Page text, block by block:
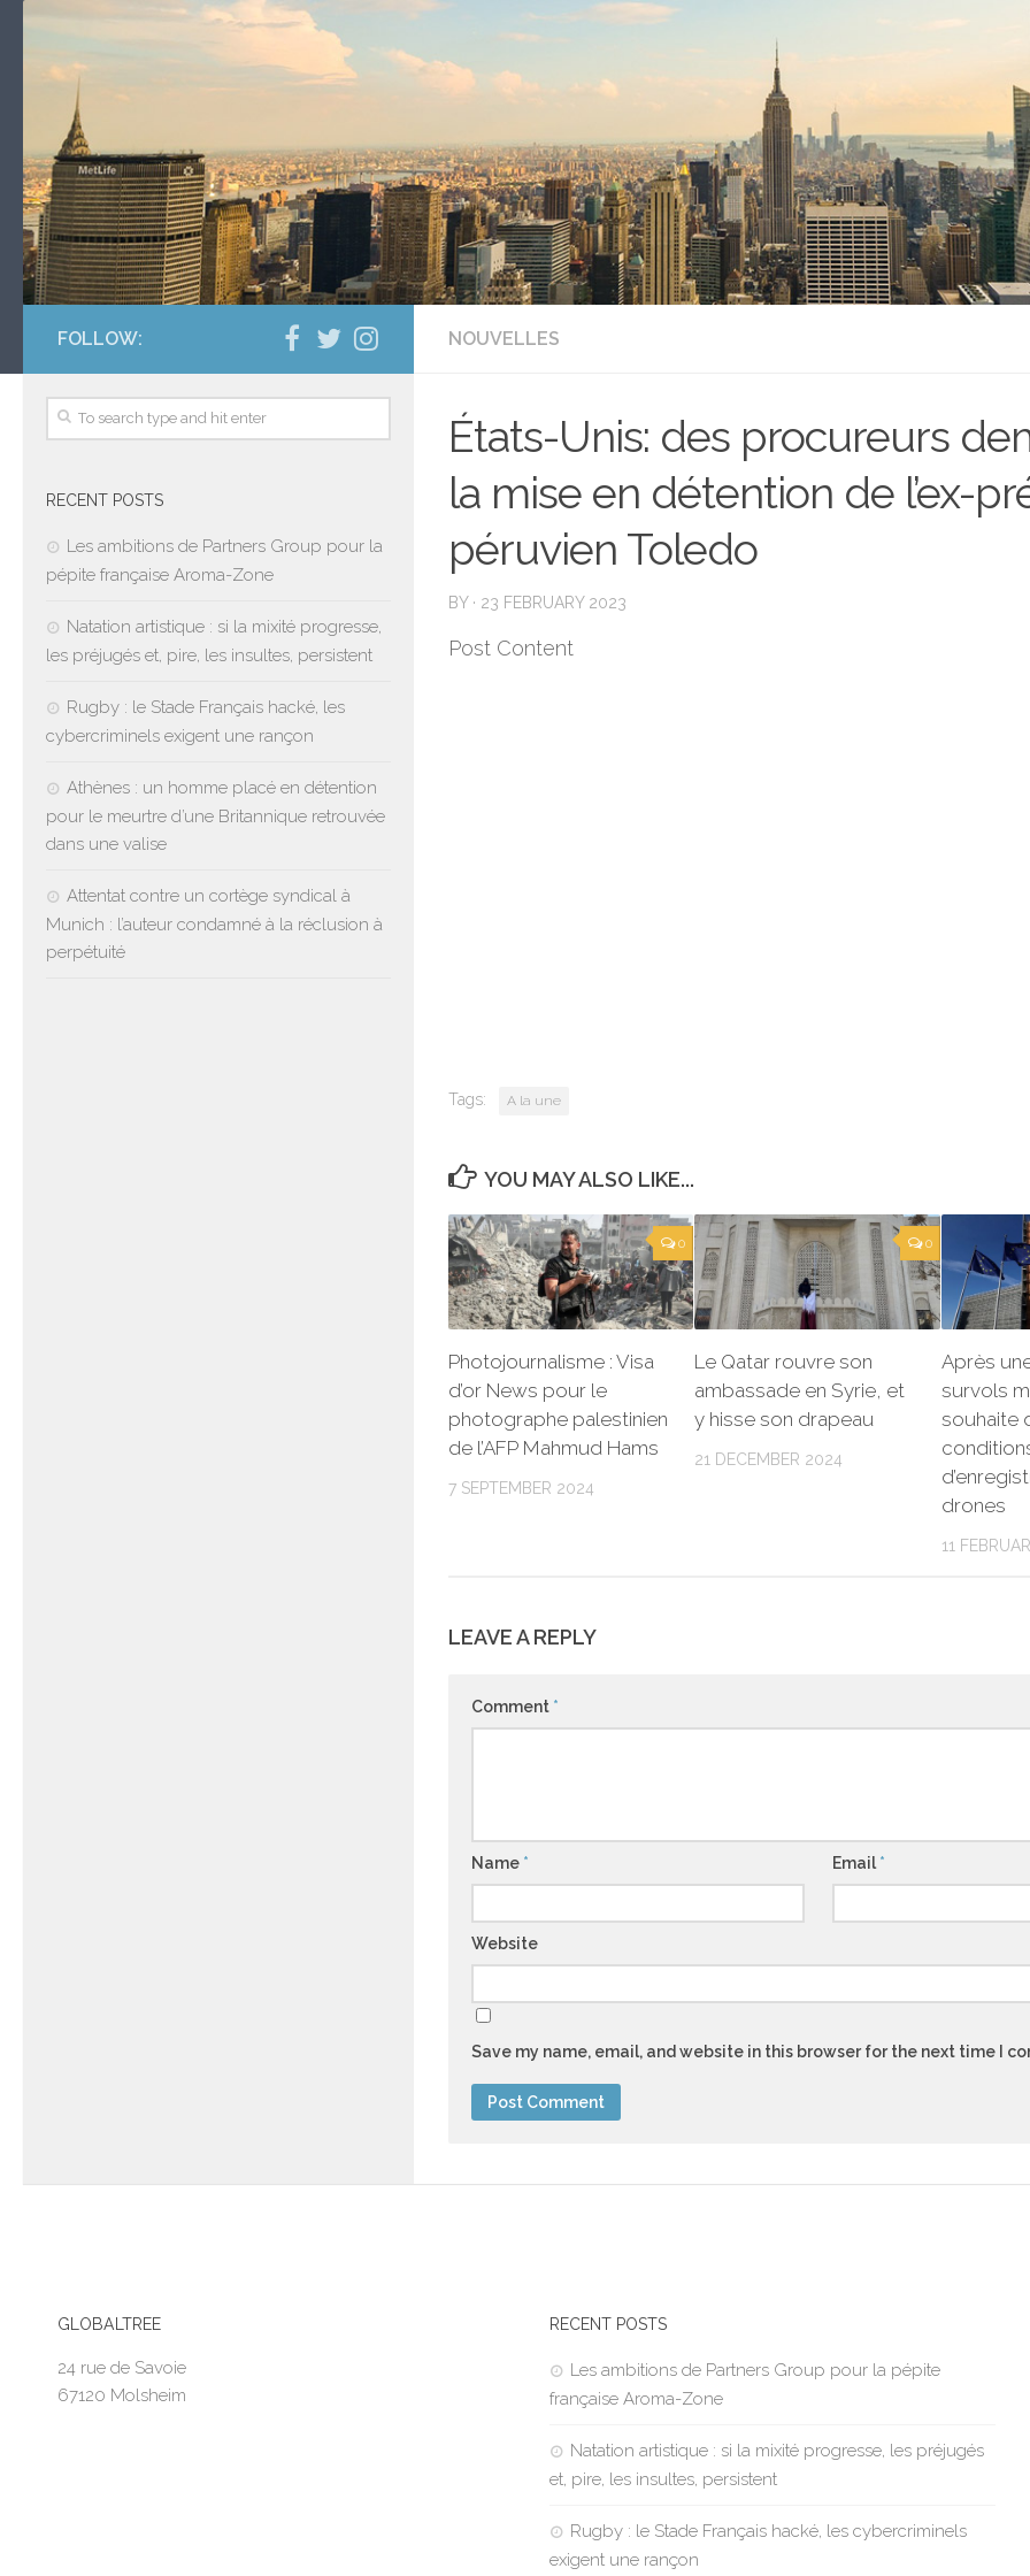
NOUVELLES
États-Unis: des procureurs
la mise en détention de l’ex-
péruvien Toledo
BY · 23 FEBRUARY 2023
Post Content
Tags: A la une
YOU MAY ALSO LIKE...
0
Photojournalisme : Visa
d’or News pour le
photographe palestinien
de l’AFP Mahmud Hams
7 SEPTEMBER 2024
0
Le Qatar rouvre son
ambassade en Syrie, et
y hisse son drapeau
21 DECEMBER 2024
Après
survols
souhaite
drones
11
LEAVE A REPLY
Comment *
Name * Email*
Website
Save my name, email, and website in this browser for the next time I
FOLLOW:
RECENT POSTS
Les ambitions de Partners Group pour la
pépite française Aroma-Zone
Natation artistique : si la mixité progresse,
les préjugés et, pire, les insultes, persistent
Rugby : le Stade Français hacké, les
cybercriminels exigent une rançon
Athènes : un homme placé en détention
pour le meurtre d’une Britannique retrouvée
dans une valise
Attentat contre un cortège syndical à
Munich : l’auteur condamné à la réclusion à
perpétuité
GLOBALTREE
24 rue de Savoie
67120 Molsheim
RECENT POSTS
Les ambitions de Partners Group pour la pépite
française Aroma-Zone
Natation artistique : si la mixité progresse, les préjugés
et, pire, les insultes, persistent
Rugby : le Stade Français hacké, les cybercriminels
exigent une rançon